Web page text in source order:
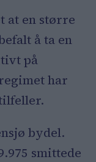
at en større
å ta en
på
har
bydel.
smittede